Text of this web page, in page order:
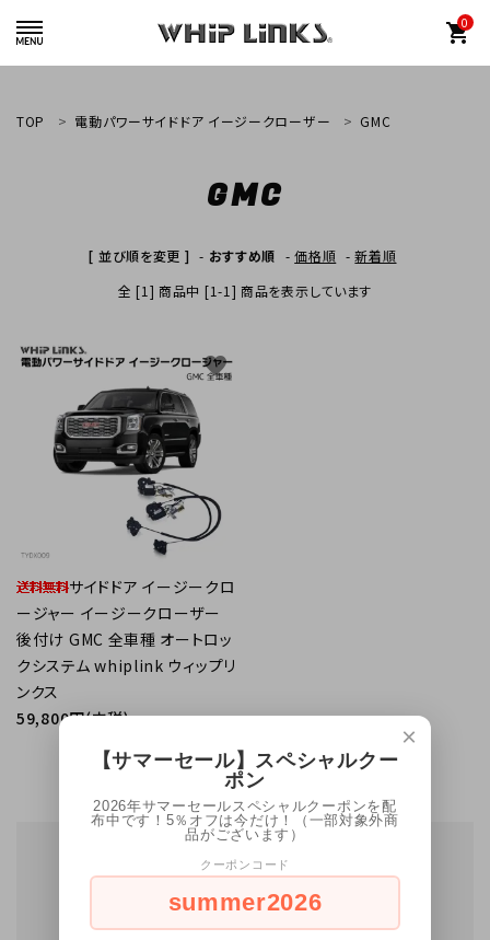
0
shopping_cart
whiplinks@heriantasu.com
048-452-8995
カテゴリーから探す
INFORMATIOM
TOP 電動パワーサイドドア イージークローザー GMC
GMC
[ 並び順を変更 ] - おすすめ順 -価格順 -新着順
全 [1] 商品中 [1-1] 商品を表示しています
サイドドア イージークロ
ージャー イージークローザー
後付け GMC 全車種 オートロッ
クシステム whiplink ウィップリ
ンクス
59,800円(内税)
favorite
全1件
OTHER ITEMS
他の商品を探す
×
【サマーセール】スペシャルクー
ポン
2026年サマーセールスペシャルクーポンを配
布中です！5％オフは今だけ！（一部対象外商
品がございます）
クーポンコード
summer2026